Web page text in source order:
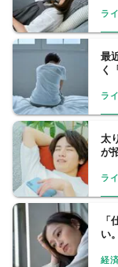
ラ
最
く
ラ
太
が
ラ
「
い
経済